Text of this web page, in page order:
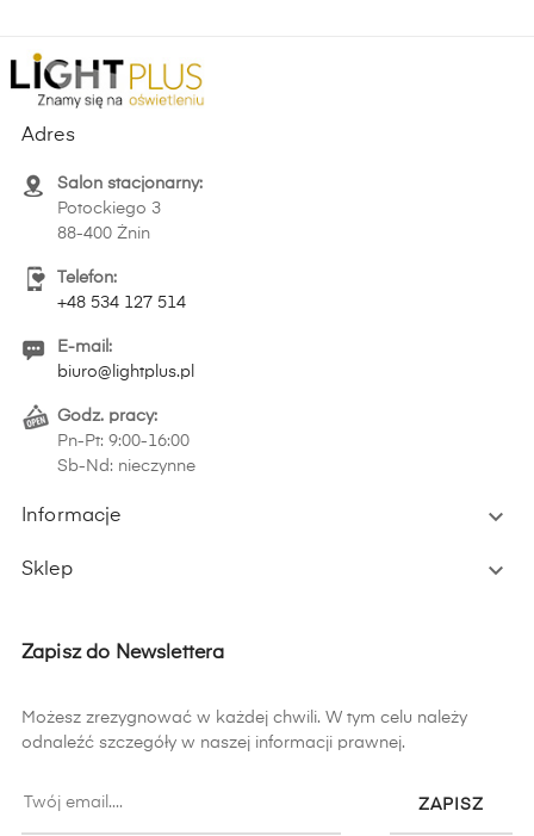
Adres
Salon stacjonarny:
Potockiego 3
88-400 Żnin
Telefon:
+48 534 127 514
E-mail:
biuro@lightplus.pl
Godz. pracy:
Pn-Pt: 9:00-16:00
Sb-Nd: nieczynne
Informacje 
Sklep 
Zapisz do Newslettera
Możesz zrezygnować w każdej chwili. W tym celu należy
odnaleźć szczegóły w naszej informacji prawnej.
ZAPISZ